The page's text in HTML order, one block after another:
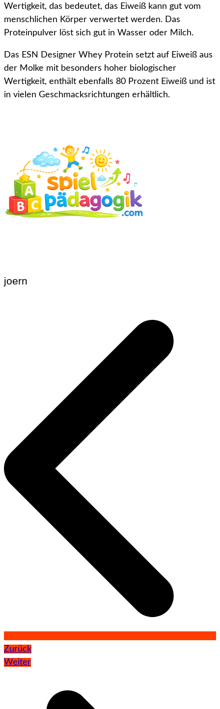
Wertigkeit, das bedeutet, das Eiweiß kann gut vom
menschlichen Körper verwertet werden. Das
Proteinpulver löst sich gut in Wasser oder Milch.
Das ESN Designer Whey Protein setzt auf Eiweiß aus
der Molke mit besonders hoher biologischer
Wertigkeit, enthält ebenfalls 80 Prozent Eiweiß und ist
in vielen Geschmacksrichtungen erhältlich.
joern
Zurück
Weiter